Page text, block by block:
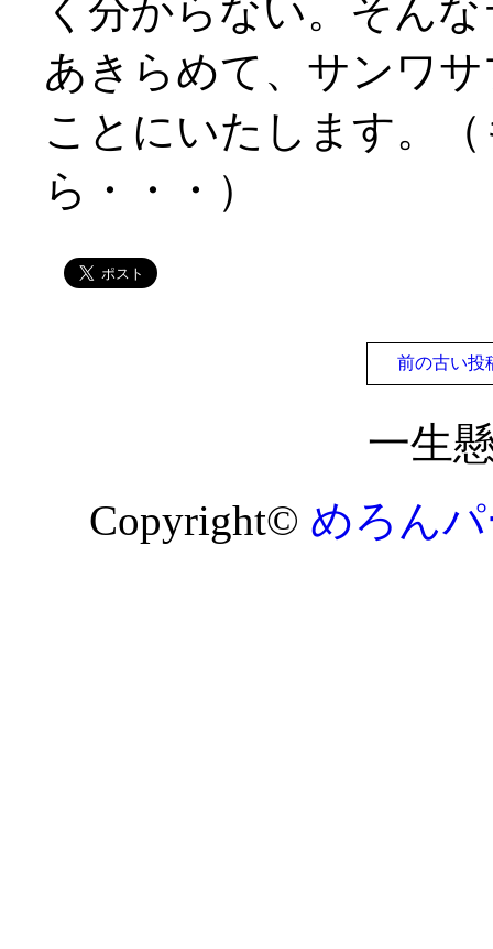
く分からない。そん
あきらめて、サンワ
ことにいたします。
ら・・・）
前の古い投
一生
Copyright© めろん